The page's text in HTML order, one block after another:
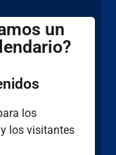
un
los
los visitantes